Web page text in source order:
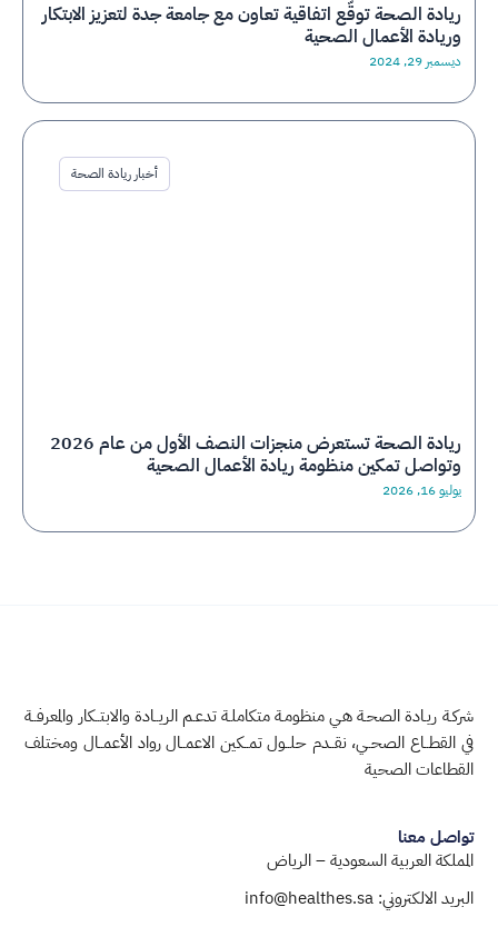
ريادة الصحة توقّع اتفاقية تعاون مع جامعة جدة لتعزيز الابتكار
وريادة الأعمال الصحية
ديسمبر 29, 2024
أخبار ريادة الصحة
ريادة الصحة تستعرض منجزات النصف الأول من عام 2026
وتواصل تمكين منظومة ريادة الأعمال الصحية
يوليو 16, 2026
شركـة ريـادة الصحـة هـي منظومـة متكاملـة تدعـم الريــادة والابتــكار والمعرفــة
في القطــاع الصحــي، نقــدم حلــول تمــكين الاعمــال رواد الأعمــال ومختلف
القطاعات الصحية
تواصل معنا
المملكة العربية السعودية – الرياض
البريد الالكتروني: info@healthes.sa